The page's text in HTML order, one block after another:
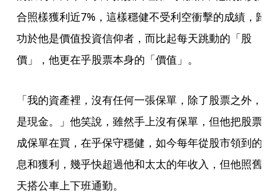
合照樣獲利近7%，這樣穩健不受利空衝擊的成績，歸
功於他是價值投資信仰者，而比起每天跳動的「股
價」，他更在乎股票本身的「價值」。
「我的資產裡，沒有任何一張保單，除了股票之外，
是現金。」他笑說，雖然手上沒有保單，但他把股票
成保單在買，在乎保守穩健，如今每年從股市領到的
息和獲利，幾乎快超過他和太太的年收入，但他照舊
天搭公車上下班通勤。